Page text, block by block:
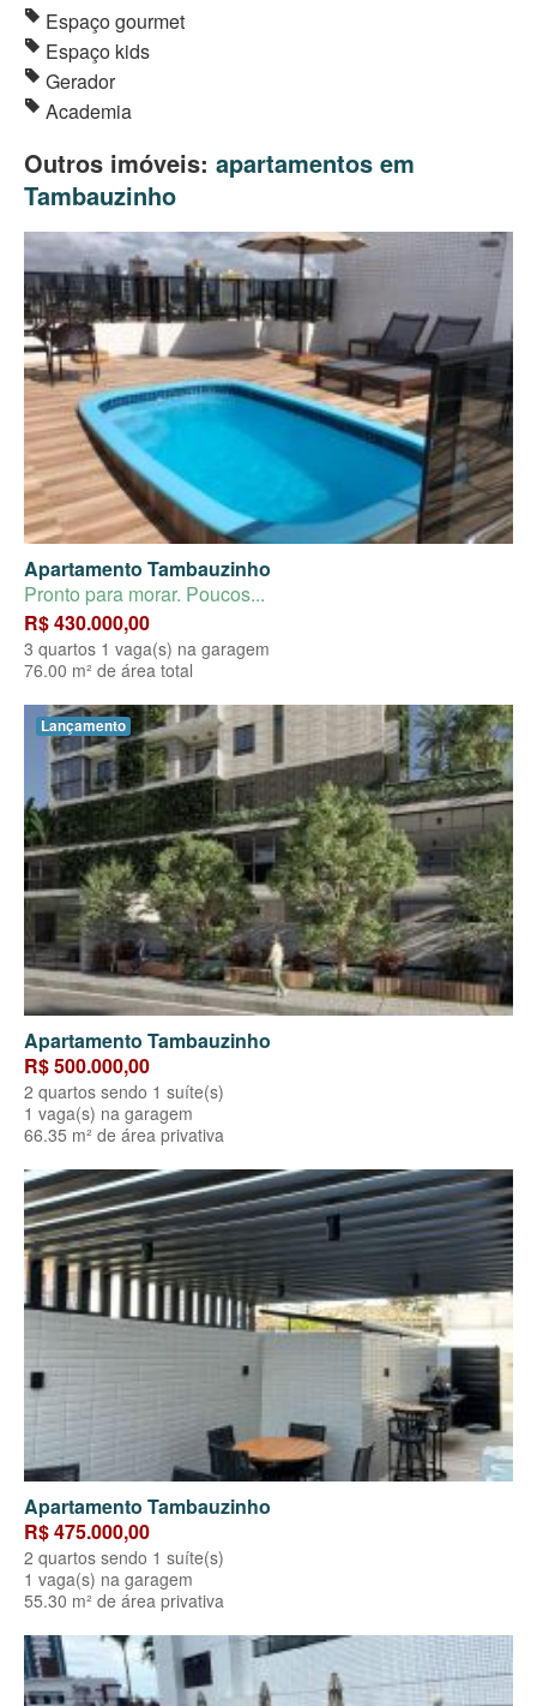
Espaço gourmet
Espaço kids
Gerador
Academia
Outros imóveis: apartamentos em
Tambauzinho
Apartamento Tambauzinho
Pronto para morar. Poucos...
R$ 430.000,00
3 quartos 1 vaga(s) na garagem
76.00 m² de área total
Lançamento
Apartamento Tambauzinho
R$ 500.000,00
2 quartos sendo 1 suíte(s)
1 vaga(s) na garagem
66.35 m² de área privativa
Apartamento Tambauzinho
R$ 475.000,00
2 quartos sendo 1 suíte(s)
1 vaga(s) na garagem
55.30 m² de área privativa